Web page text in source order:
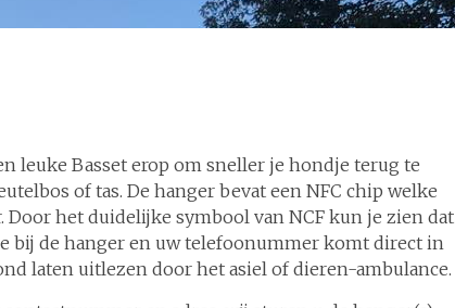
leuke Basset erop om sneller je hondje terug te
of tas. De hanger bevat een NFC chip welke
het duidelijke symbool van NCF kun je zien dat
bij de hanger en uw telefoonummer komt direct in
laten uitlezen door het asiel of dieren-ambulance.